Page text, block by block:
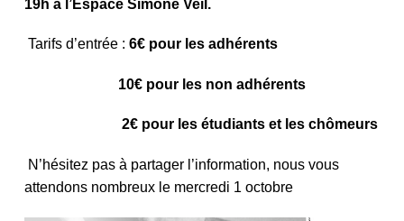
19h à l’Espace Simone Veil.
Tarifs d’entrée : 6€ pour les adhérents
10€ pour les non adhérents
2€ pour les étudiants et les chômeurs
N’hésitez pas à partager l’information, nous vous
attendons nombreux le mercredi 1 octobre